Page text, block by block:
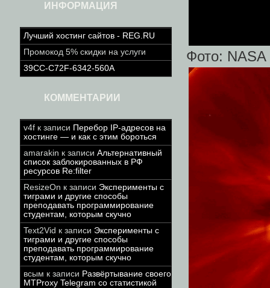
ИНФОРМАЦИЯ
Лучший хостинг сайтов - REG.RU
Промокод 5% скидки на услуги
39CC-C72F-6342-560A
КОММЕНТАРИИ
v4f к записи Перебор IP-адресов на
хостинге — и как с этим бороться
amarakin к записи Альтернативный
список заблокированных в РФ
ресурсов Re:filter
ResizeOn к записи Эксперименты с
тиграми и другие способы
преподавать программирование
студентам, которым скучно
Text2Vid к записи Эксперименты с
тиграми и другие способы
преподавать программирование
студентам, которым скучно
всым к записи Развёртывание своего
MTProxy Telegram со статистикой
Фото: NASA